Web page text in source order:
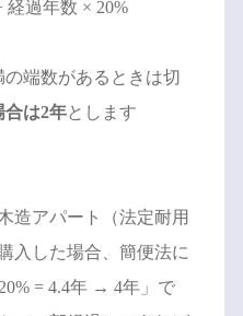
経過年数 × 20%
の端数があるときは切
合は2年とします
造アパート（法定耐用
入した場合、簡便法に
= 4.4年 → 4年」で